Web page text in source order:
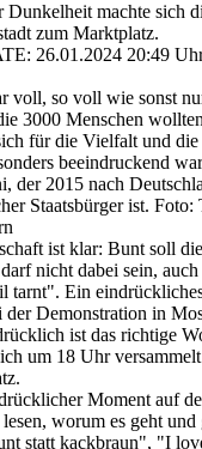
machte sich
zum Marktplatz.
26.01.2024 20:49
voll, so voll wie sonst
3000 Menschen
für die Vielfalt und die
beeindruckend
der 2015 nach
Staatsbürger ist. Foto:
ist klar: Bunt soll
nicht dabei sein, auch
tarnt". Ein
der Demonstration in
ist das richtige
um 18 Uhr
Moment auf
lesen, worum es geht
statt kackbraun", "I